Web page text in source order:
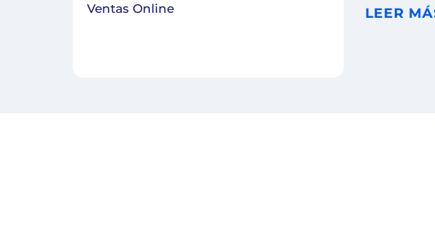
Ventas Online
LEER